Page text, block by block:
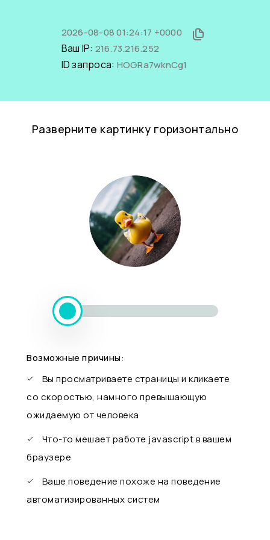
2026-08-08 01:24:17 +0000
Ваш IP: 216.73.216.252
ID запроса: HOGRa7wknCg1
Разверните картинку горизонтально
Возможные причины:
Вы просматриваете страницы и кликаете
со скоростью, намного превышающую
ожидаемую от человека
Что-то мешает работе javascript в вашем
браузере
Ваше поведение похоже на поведение
автоматизированных систем